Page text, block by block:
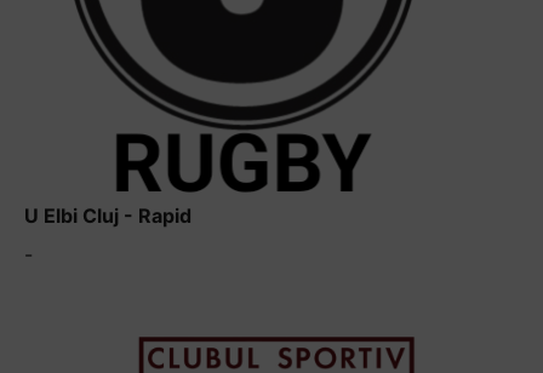
U Elbi Cluj - Rapid
-